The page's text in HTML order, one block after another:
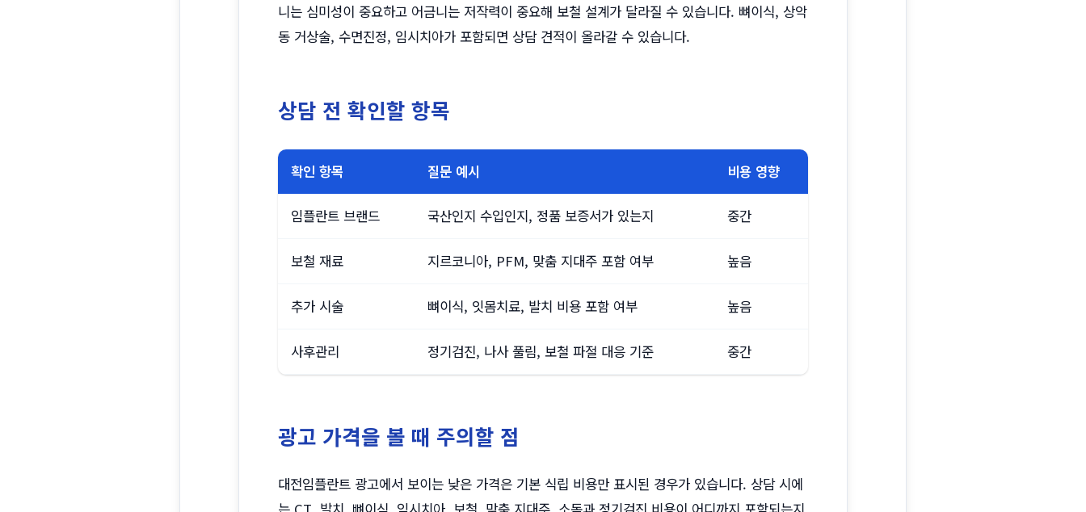
니는 심미성이 중요하고 어금니는 저작력이 중요해 보철 설계가 달라질 수 있습니다. 뼈이식, 상악
동 거상술, 수면진정, 임시치아가 포함되면 상담 견적이 올라갈 수 있습니다.
상담 전 확인할 항목
확인 항목 질문 예시 비용 영향
임플란트 브랜드 국산인지 수입인지, 정품 보증서가 있는지 중간
보철 재료 지르코니아, PFM, 맞춤 지대주 포함 여부 높음
추가 시술 뼈이식, 잇몸치료, 발치 비용 포함 여부 높음
사후관리 정기검진, 나사 풀림, 보철 파절 대응 기준 중간
광고 가격을 볼 때 주의할 점
대전임플란트 광고에서 보이는 낮은 가격은 기본 식립 비용만 표시된 경우가 있습니다. 상담 시에